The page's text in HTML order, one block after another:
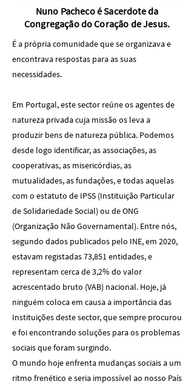
Nuno Pacheco é Sacerdote da
Congregação do Coração de Jesus.
É a própria comunidade que se organizava e
encontrava respostas para as suas
necessidades.
Em Portugal, este sector reúne os agentes de
natureza privada cuja missão os leva a
produzir bens de natureza pública. Podemos
desde logo identificar, as associações, as
cooperativas, as misericórdias, as
mutualidades, as fundações, e todas aquelas
com o estatuto de IPSS (Instituição Particular
de Solidariedade Social) ou de ONG
(Organização Não Governamental). Entre nós,
segundo dados publicados pelo INE, em 2020,
estavam registadas 73,851 entidades, e
representam cerca de 3,2% do valor
acrescentado bruto (VAB) nacional. Hoje, já
ninguém coloca em causa a importância das
Instituições deste sector, que sempre procurou
e foi encontrando soluções para os problemas
sociais que foram surgindo.
O mundo hoje enfrenta mudanças sociais a um
ritmo frenético e seria impossível ao nosso País